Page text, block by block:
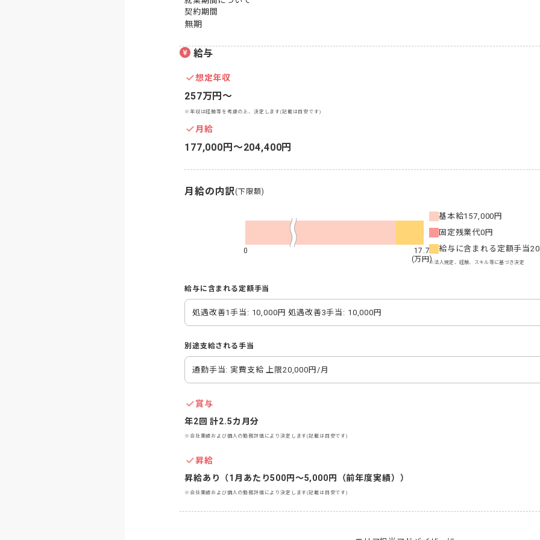
契約期間
無期
給与
想定年収
257万円〜
※年収は経験等を考慮の上、決定します(記載は目安です)
月給
177,000円〜204,400円
月給の内訳 (下限額)
0
17.7
(万円)
基本給157,000円
固定残業代0円
給与に含まれる定額手当
※法人規定、経験、スキル等に基づき決定
給与に含まれる定額手当
処遇改善1手当: 10,000円 処遇改善3手当: 10,000円
別途支給される手当
通勤手当: 実費支給 上限20,000円/月
賞与
年2回 計2.5カ月分
※会社業績および個人の勤務評価により決定します(記載は目安です)
昇給
昇給あり（1月あたり500円～5,000円（前年度実績））
※会社業績および個人の勤務評価により決定します(記載は目安です)